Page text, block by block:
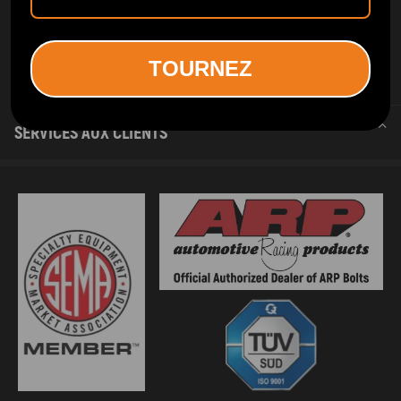
SERVICES D INFORMATION
SERVICES AUX CLIENTS
TOURNEZ